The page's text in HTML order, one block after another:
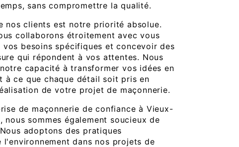
sans compromettre la qualité.
nos clients est notre priorité absolue.
collaborons étroitement avec vous
vos besoins spécifiques et concevoir des
qui répondent à vos attentes. Nous
capacité à transformer vos idées en
à ce que chaque détail soit pris en
de votre projet de maçonnerie.
de maçonnerie de confiance à Vieux-
nous sommes également soucieux de
adoptons des pratiques
l'environnement dans nos projets de